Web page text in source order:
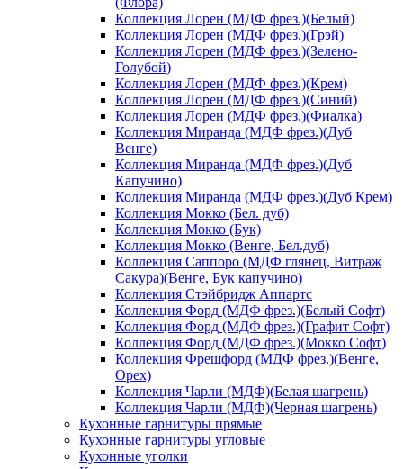
Коллекция Лорен (МДФ фрез.)(Белый)
Коллекция Лорен (МДФ фрез.)(Грэй)
Коллекция Лорен (МДФ фрез.)(Зелено-
Голубой)
Коллекция Лорен (МДФ фрез.)(Крем)
Коллекция Лорен (МДФ фрез.)(Синий)
Коллекция Лорен (МДФ фрез.)(Фиалка)
Коллекция Миранда (МДФ фрез.)(Дуб
Венге)
Коллекция Миранда (МДФ фрез.)(Дуб
Капучино)
Коллекция Миранда (МДФ фрез.)(Дуб Крем)
Коллекция Мокко (Бел. дуб)
Коллекция Мокко (Бук)
Коллекция Мокко (Венге, Бел.дуб)
Коллекция Саппоро (МДФ глянец, Витраж
Сакура)(Венге, Бук капучино)
Коллекция Стэйбридж Аппартс
Коллекция Форд (МДФ фрез.)(Белый Софт)
Коллекция Форд (МДФ фрез.)(Графит Софт)
Коллекция Форд (МДФ фрез.)(Мокко Софт)
Коллекция Фрешфорд (МДФ фрез.)(Венге,
Орех)
Коллекция Чарли (МДФ)(Белая шагрень)
Коллекция Чарли (МДФ)(Черная шагрень)
Кухонные гарнитуры прямые
Кухонные гарнитуры угловые
Кухонные уголки